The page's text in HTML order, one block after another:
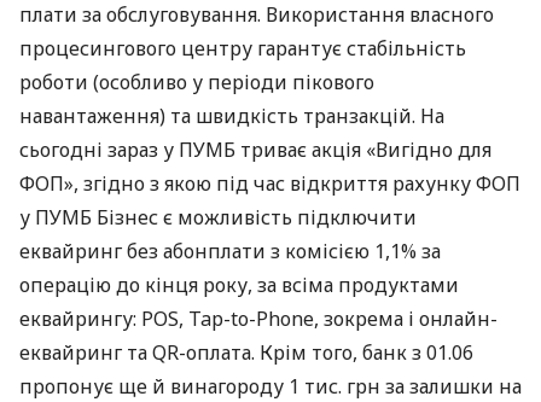
плати за обслуговування. Використання власного
процесингового центру гарантує стабільність
роботи (особливо у періоди пікового
навантаження) та швидкість транзакцій. На
сьогодні зараз у ПУМБ триває акція «Вигідно для
ФОП», згідно з якою під час відкриття рахунку ФОП
у ПУМБ Бізнес є можливість підключити
еквайринг без абонплати з комісією 1,1% за
операцію до кінця року, за всіма продуктами
еквайрингу: POS, Tap-to-Phone, зокрема і онлайн-
еквайринг та QR-оплата. Крім того, банк з 01.06
пропонує ще й винагороду 1 тис. грн за залишки на